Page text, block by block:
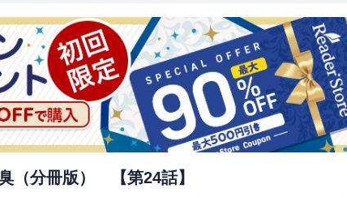
（分冊版） 【第24話】